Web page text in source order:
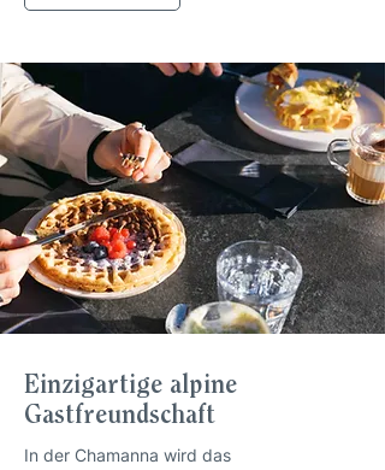
Einzigartige alpine
Gastfreundschaft
In der Chamanna wird das